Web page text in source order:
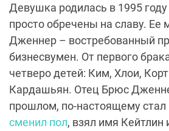
Девушка родилась в 1995 году
просто обречены на славу. Ее
Дженнер – востребованный
бизнесвумен. От первого
четверо детей: Ким, Хлои,
Кардашьян. Отец Брюс
прошлом, по-настоящему стал
сменил пол, взял имя Кейтлин